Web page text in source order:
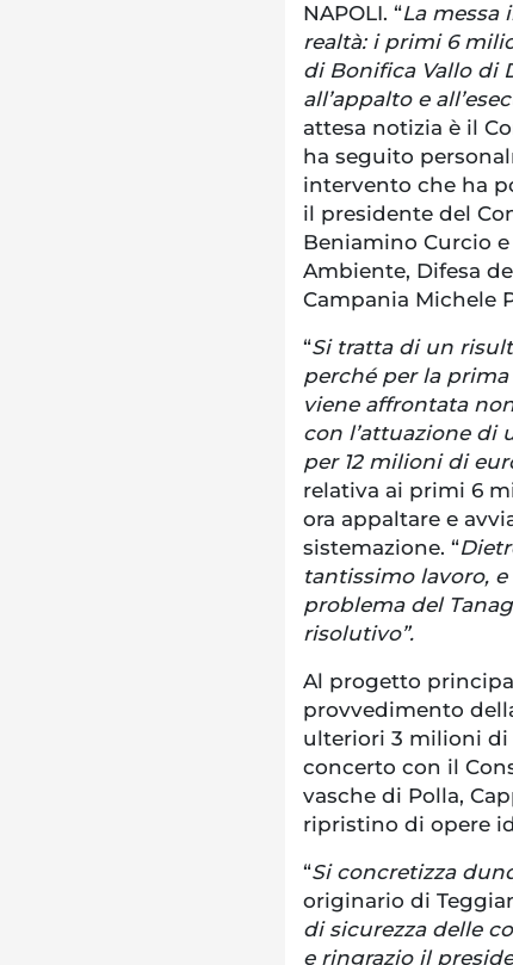
NAPOLI. “La messa
realtà: i primi 6
di Bonifica Vallo di
all’appalto e
attesa notizia è il
ha seguito
intervento che ha
il presidente del
Beniamino Curcio
Ambiente, Difesa
Campania Michele
“Si tratta di un
perché per la
viene affrontata
con l’attuazione di
per 12 milioni di
relativa ai primi 6
ora appaltare e
sistemazione. “
tantissimo lavoro,
problema del
risolutivo”.
Al progetto
provvedimento
ulteriori 3 milioni di
concerto con il
vasche di Polla,
ripristino di opere
“Si concretizza
originario di
di sicurezza delle
e ringrazio il